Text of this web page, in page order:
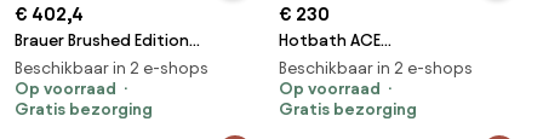
€ 402,4
Brauer Brushed Edition
inbouwthermostaat rond RVS
geborsteld PVD
Beschikbaar in 2 e-shops
Op voorraad
Gratis bezorging
€ 230
Hotbath ACE
douchemengkraan messing
geborsteld PVD
Beschikbaar in 2 e-shops
Op voorraad
Gratis bezorging